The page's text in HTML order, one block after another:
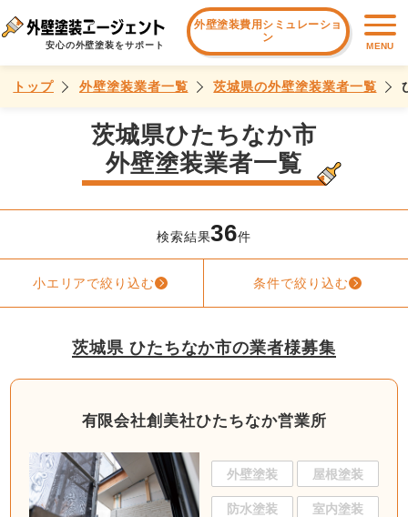
安心の外壁塗装をサポート
外壁塗装費用シミュレーショ
ン
MENU
トップ 外壁塗装業者一覧 茨城県の外壁塗装業者一覧
茨城県ひたちなか市
外壁塗装業者一覧
検索結果36件
小エリアで絞り込む 条件で絞り込む
茨城県 ひたちなか市の業者様募集
有限会社創美社ひたちなか営業所
外壁塗装 屋根塗装
防水塗装 室内塗装